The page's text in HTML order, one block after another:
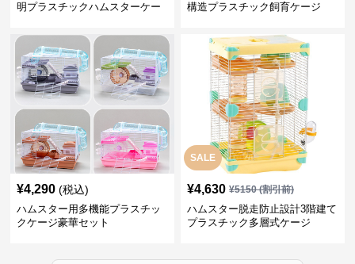
明プラスチックハムスターケー
構造プラスチック飼育ケージ
¥4,290 (税込)
ハムスター用多機能プラスチッ
クケージ豪華セット
SALE
¥4,630 ¥5150(割引前)
ハムスター脱走防止設計3階建て
プラスチック多層式ケージ